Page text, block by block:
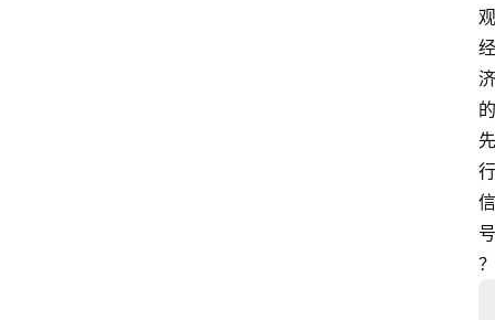
观
经
济
的
先
行
信
号
？